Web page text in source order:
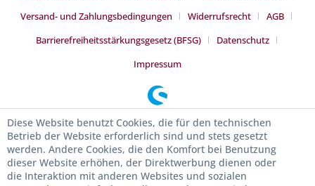
Versand- und Zahlungsbedingungen
Widerrufsrecht
AGB
Barrierefreiheitsstärkungsgesetz (BFSG)
Datenschutz
Impressum
Diese Website benutzt Cookies, die für den technischen
Betrieb der Website erforderlich sind und stets gesetzt
werden. Andere Cookies, die den Komfort bei Benutzung
dieser Website erhöhen, der Direktwerbung dienen oder
die Interaktion mit anderen Websites und sozialen